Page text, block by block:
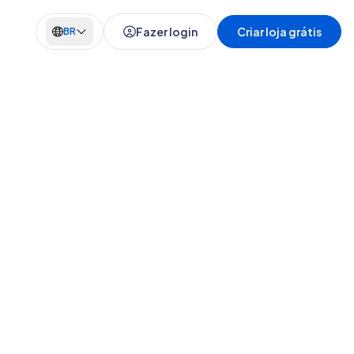
BR Fazer login Criar loja grátis